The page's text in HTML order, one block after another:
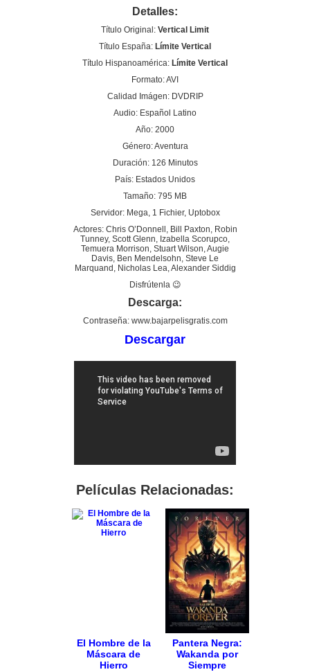
Detalles:
Título Original: Vertical Limit
Título España: Límite Vertical
Título Hispanoamérica: Límite Vertical
Formato: AVI
Calidad Imágen: DVDRIP
Audio: Español Latino
Año: 2000
Género: Aventura
Duración: 126 Minutos
País: Estados Unidos
Tamaño: 795 MB
Servidor: Mega, 1 Fichier, Uptobox
Actores: Chris O’Donnell, Bill Paxton, Robin
Tunney, Scott Glenn, Izabella Scorupco,
Temuera Morrison, Stuart Wilson, Augie
Davis, Ben Mendelsohn, Steve Le
Marquand, Nicholas Lea, Alexander Siddig
Disfrútenla 😉
Descarga:
Contraseña: www.bajarpelisgratis.com
Descargar
Películas Relacionadas:
El Hombre de la
Máscara de
Hierro
Pantera Negra:
Wakanda por
Siempre